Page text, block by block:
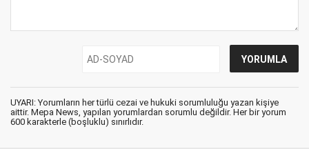
UYARI: Yorumların her türlü cezai ve hukuki sorumluluğu yazan kişiye
aittir. Mepa News, yapılan yorumlardan sorumlu değildir. Her bir yorum
600 karakterle (boşluklu) sınırlıdır.